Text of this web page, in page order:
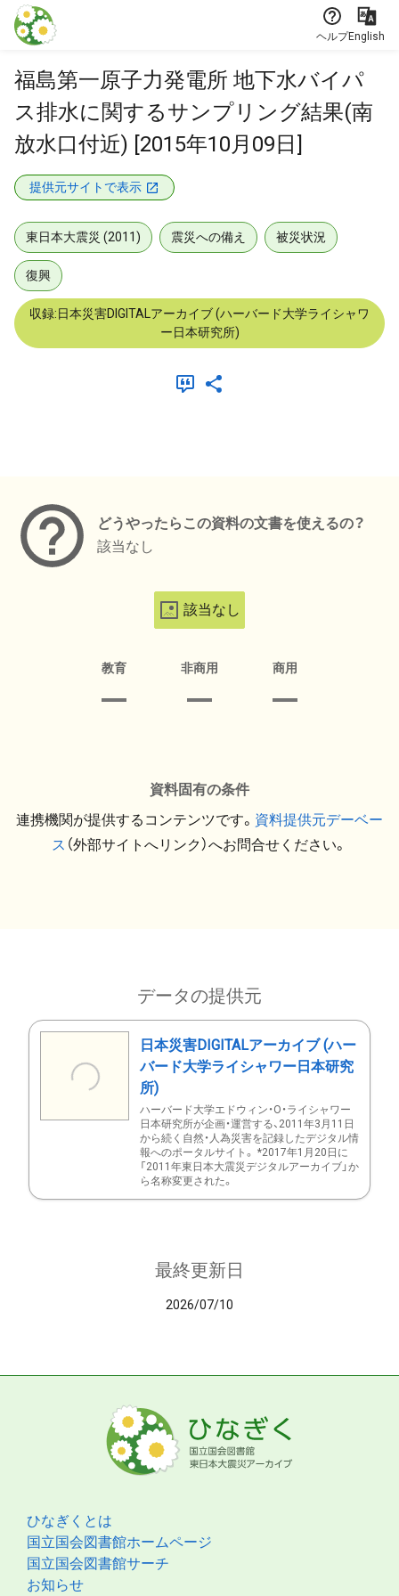
本文に飛ぶ
ヘルプEnglish
福島第一原子力発電所 地下水バイパ
ス排水に関するサンプリング結果(南
放水口付近) [2015年10月09日]
提供元サイトで表示
東日本大震災 (2011) 震災への備え 被災状況
復興
収録:日本災害DIGITALアーカイブ (ハーバード大学ライシャワ
ー日本研究所)
どうやったらこの資料の文書を使えるの？
該当なし
該当なし
教育 非商用 商用
資料固有の条件
連携機関が提供するコンテンツです。 資料提供元デーベー
ス （外部サイトへリンク）へお問合せください。
データの提供元
日本災害DIGITALアーカイブ (ハー
バード大学ライシャワー日本研究
所)
ハーバード大学エドウィン・O・ライシャワー
日本研究所が企画・運営する、2011年3月11日
から続く自然・人為災害を記録したデジタル情
報へのポータルサイト。 *2017年1月20日に
「2011年東日本大震災デジタルアーカイブ」か
ら名称変更された。
最終更新日
2026/07/10
ひなぎくとは
国立国会図書館ホームページ
国立国会図書館サーチ
お知らせ